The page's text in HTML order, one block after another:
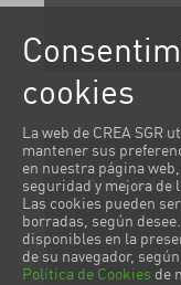
Análisis de
cookies
La web de CREA SGR
mantener sus
en nuestra página
seguridad y mejora de
Las cookies pueden
borradas, según
disponibles en la
de su navegador,
Política de Cookies de